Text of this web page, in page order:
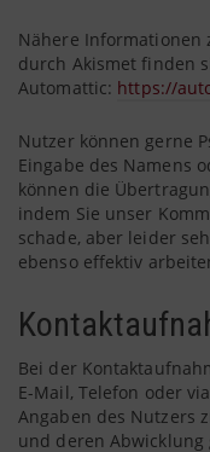
Nähere Informationen
durch Akismet finden
Automattic: https://
Nutzer können gerne
Eingabe des Namens
können die
indem Sie unser
schade, aber leider
ebenso effektiv
Bei der
E-Mail, Telefon oder
Angaben des Nutzers
und deren Abwicklung